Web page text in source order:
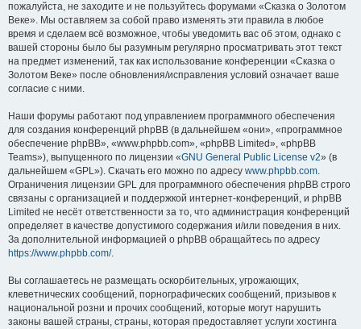
пожалуйста, не заходите и не пользуйтесь форумами «Сказка о Золотом
Веке». Мы оставляем за собой право изменять эти правила в любое
время и сделаем всё возможное, чтобы уведомить вас об этом, однако с
вашей стороны было бы разумным регулярно просматривать этот текст
на предмет изменений, так как использование конференции «Сказка о
Золотом Веке» после обновления/исправления условий означает ваше
согласие с ними.
Наши форумы работают под управлением программного обеспечения
для создания конференций phpBB (в дальнейшем «они», «программное
обеспечение phpBB», «www.phpbb.com», «phpBB Limited», «phpBB
Teams»), выпущенного по лицензии «GNU General Public License v2» (в
дальнейшем «GPL»). Скачать его можно по адресу www.phpbb.com.
Ограничения лицензии GPL для программного обеспечения phpBB строго
связаны с организацией и поддержкой интернет-конференций, и phpBB
Limited не несёт ответственности за то, что администрация конференций
определяет в качестве допустимого содержания и/или поведения в них.
За дополнительной информацией о phpBB обращайтесь по адресу
https://www.phpbb.com/.
Вы соглашаетесь не размещать оскорбительных, угрожающих,
клеветнических сообщений, порнографических сообщений, призывов к
национальной розни и прочих сообщений, которые могут нарушить
законы вашей страны, страны, которая предоставляет услуги хостинга